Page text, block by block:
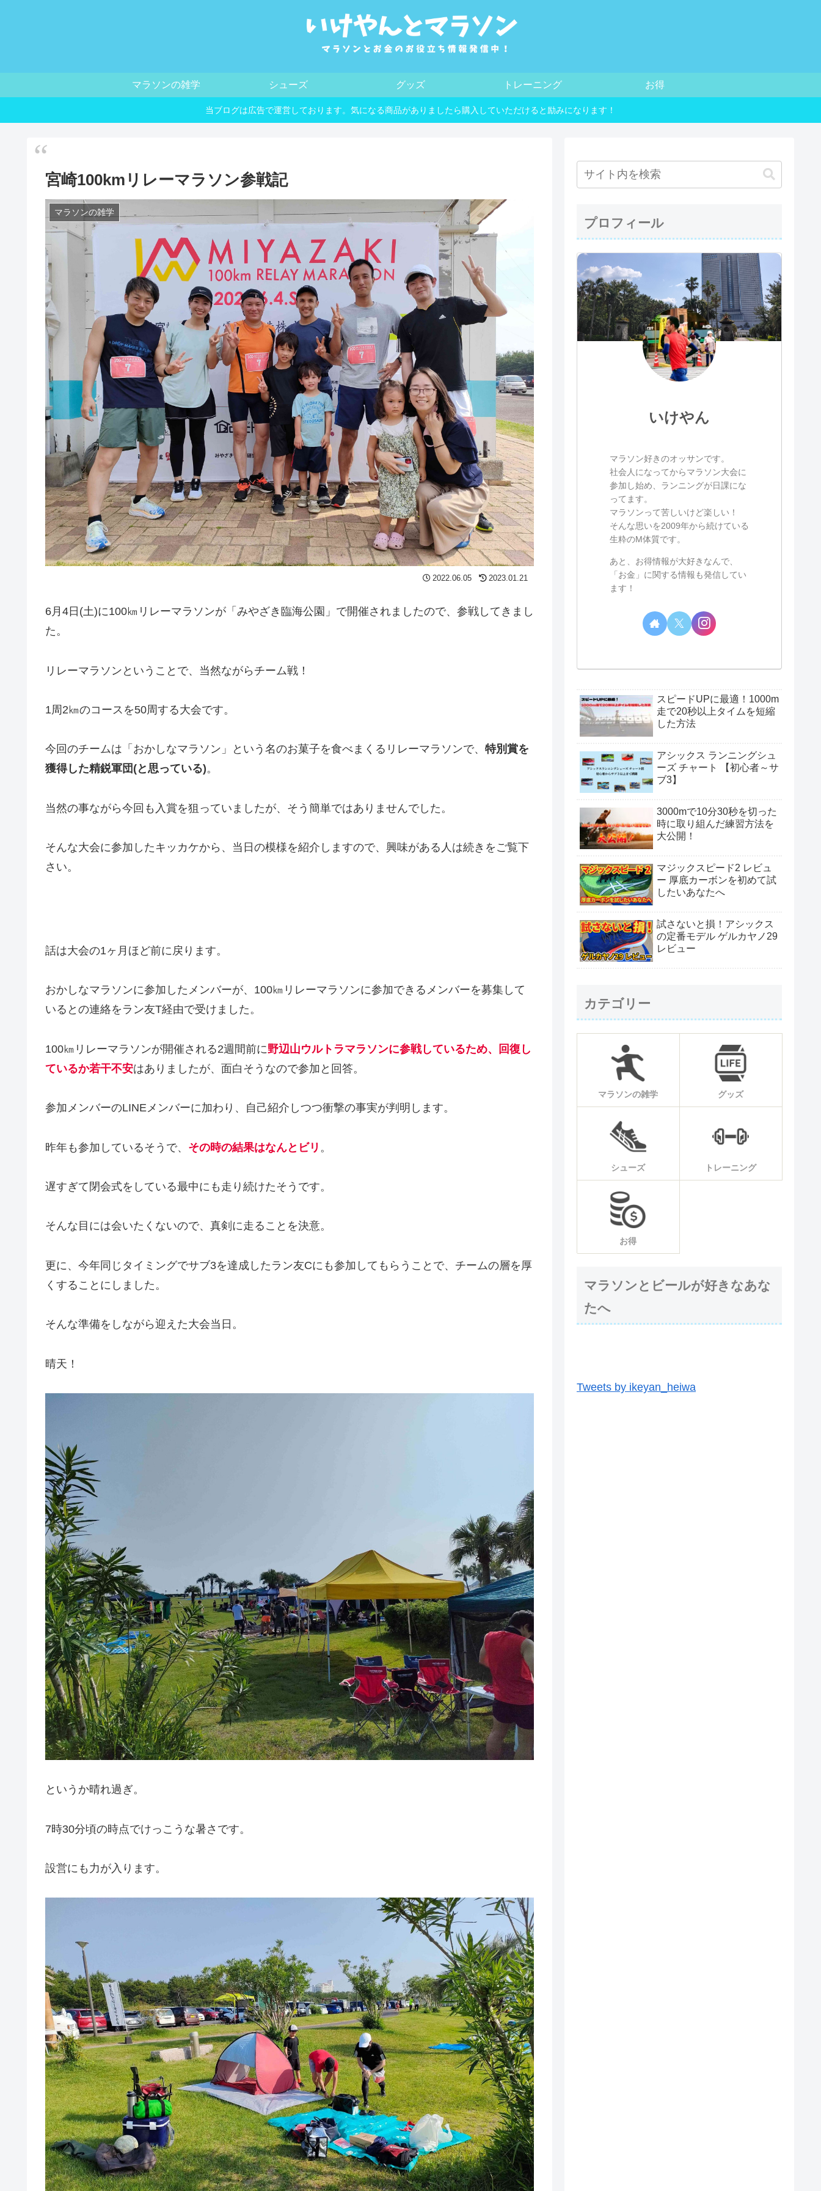
マラソンの雑学 シューズ グッズ トレーニング お得
当ブログは広告で運営しております。気になる商品がありましたら購入していただけると励みになります！
宮崎100kmリレーマラソン参戦記
マラソンの雑学
2022.06.05 2023.01.21
6月4日(土)に100㎞リレーマラソンが「みやざき臨海公園」で開催されましたので、参戦してきまし
た。
リレーマラソンということで、当然ながらチーム戦！
1周2㎞のコースを50周する大会です。
今回のチームは「おかしなマラソン」という名のお菓子を食べまくるリレーマラソンで、 特別賞を
獲得した精鋭軍団(と思っている)。
当然の事ながら今回も入賞を狙っていましたが、そう簡単ではありませんでした。
そんな大会に参加したキッカケから、当日の模様を紹介しますので、興味がある人は続きをご覧下
さい。
話は大会の1ヶ月ほど前に戻ります。
おかしなマラソンに参加したメンバーが、100㎞リレーマラソンに参加できるメンバーを募集して
いるとの連絡をラン友T経由で受けました。
100㎞リレーマラソンが開催される2週間前に野辺山ウルトラマラソンに参戦しているため、回復し
ているか若干不安はありましたが、面白そうなので参加と回答。
参加メンバーのLINEメンバーに加わり、自己紹介しつつ衝撃の事実が判明します。
昨年も参加しているそうで、 その時の結果はなんとビリ 。
遅すぎて閉会式をしている最中にも走り続けたそうです。
そんな目には会いたくないので、真剣に走ることを決意。
更に、今年同じタイミングでサブ3を達成したラン友Cにも参加してもらうことで、チームの層を厚
くすることにしました。
そんな準備をしながら迎えた大会当日。
晴天！
というか晴れ過ぎ。
7時30分頃の時点でけっこうな暑さです。
設営にも力が入ります。
プロフィール
いけやん
マラソン好きのオッサンです。
社会人になってからマラソン大会に
参加し始め、ランニングが日課にな
ってます。
マラソンって苦しいけど楽しい！
そんな思いを2009年から続けている
生粋のM体質です。
あと、お得情報が大好きなんで、
「お金」に関する情報も発信してい
ます！
スピードUPに最適！1000m
走で20秒以上タイムを短縮
した方法
アシックス ランニングシュ
ーズ チャート 【初心者～サ
ブ3】
3000mで10分30秒を切った
時に取り組んだ練習方法を
大公開！
マジックスピード2 レビュ
ー 厚底カーボンを初めて試
したいあなたへ
試さないと損！アシックス
の定番モデル ゲルカヤノ29
レビュー
カテゴリー
マラソンの雑学 グッズ
シューズ トレーニング
お得
マラソンとビールが好きなあな
たへ
Tweets by ikeyan_heiwa